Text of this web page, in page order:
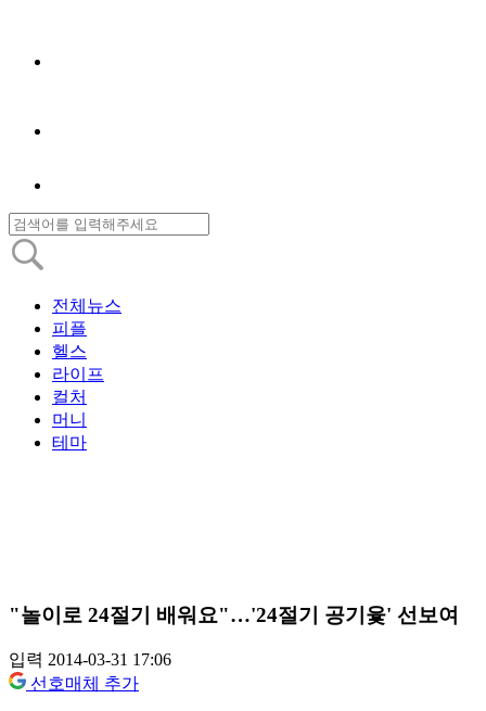
전체뉴스
피플
헬스
라이프
컬처
머니
테마
"놀이로 24절기 배워요"…'24절기 공기윷' 선보여
입력 2014-03-31 17:06
선호매체 추가